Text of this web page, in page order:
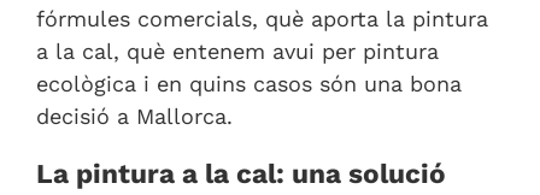
fórmules comercials, què aporta la pintura
a la cal, què entenem avui per pintura
ecològica i en quins casos són una bona
decisió a Mallorca.
La pintura a la cal: una solució